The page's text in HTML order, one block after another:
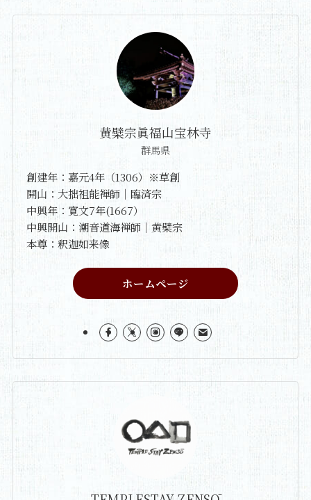
黄檗宗眞福山宝林寺
群馬県
創建年：嘉元4年（1306）※草創
開山：大拙祖能禅師｜臨済宗
中興年：寛文7年(1667）
中興開山：潮音道海禅師｜黄檗宗
本尊：釈迦如来像
ホームページ